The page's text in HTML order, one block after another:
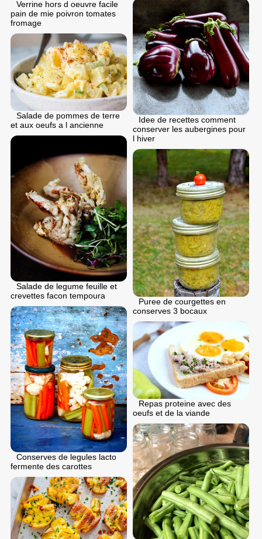
Verrine hors d oeuvre facile
pain de mie poivron tomates
fromage
Idee de recettes comment
conserver les aubergines pour
l hiver
Salade de pommes de terre
et aux oeufs a l ancienne
Salade de legume feuille et
crevettes facon tempoura
Puree de courgettes en
conserves 3 bocaux
Conserves de legules lacto
fermente des carottes
Repas proteine avec des
oeufs et de la viande